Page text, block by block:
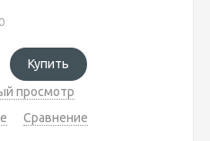
Купить
просмотр
Сравнение